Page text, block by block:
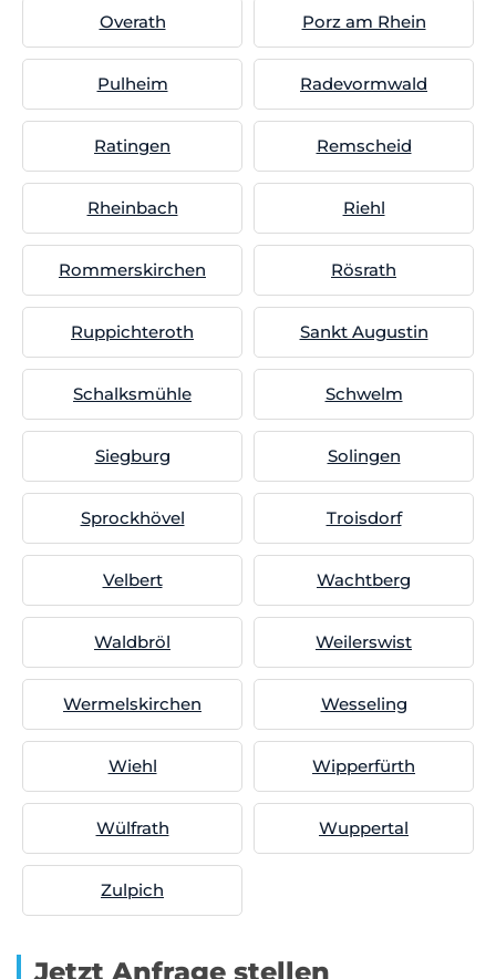
Overath Porz am Rhein
Pulheim Radevormwald
Ratingen Remscheid
Rheinbach Riehl
Rommerskirchen Rösrath
Ruppichteroth Sankt Augustin
Schalksmühle Schwelm
Siegburg Solingen
Sprockhövel Troisdorf
Velbert Wachtberg
Waldbröl Weilerswist
Wermelskirchen Wesseling
Wiehl Wipperfürth
Wülfrath Wuppertal
Zulpich
Jetzt Anfrage stellen